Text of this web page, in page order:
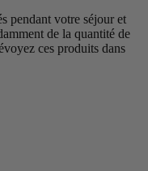
pendant votre séjour et
de la quantité de
ces produits dans